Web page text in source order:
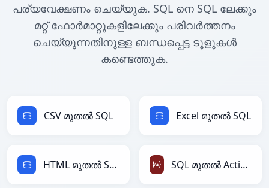
പര്യവേക്ഷണം ചെയ്യുക. SQL നെ SQL ലേക്കും
മറ്റ് ഫോർമാറ്റുകളിലേക്കും പരിവർത്തനം
ചെയ്യുന്നതിനുള്ള ബന്ധപ്പെട്ട ടൂളുകൾ
കണ്ടെത്തുക.
CSV മുതൽ SQL Excel മുതൽ SQL
HTML മുതൽ SQL SQL മുതൽ ActionScript